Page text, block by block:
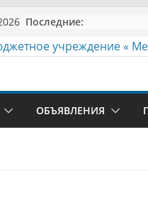
Последние:
ОБЪЯВЛЕНИЯ